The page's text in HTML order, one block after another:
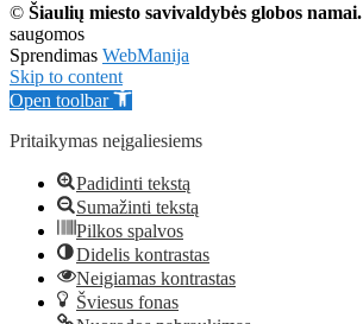
© Šiaulių miesto savivaldybės globos namai.
saugomos
Sprendimas WebManija
Skip to content
Open toolbar
Pritaikymas neįgaliesiems
Padidinti tekstą
Sumažinti tekstą
Pilkos spalvos
Didelis kontrastas
Neigiamas kontrastas
Šviesus fonas